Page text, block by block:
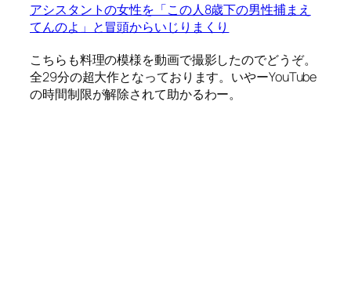
アシスタントの女性を「この人8歳下の男性捕まえ
てんのよ」と冒頭からいじりまくり
こちらも料理の模様を動画で撮影したのでどうぞ。
全29分の超大作となっております。いやーYouTube
の時間制限が解除されて助かるわー。